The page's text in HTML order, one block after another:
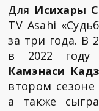
Для Исихары
TV Asahi
за три года. В
в 2022 году
Камэнаси
втором
а также